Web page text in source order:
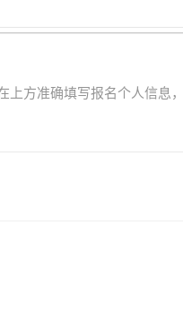
上方准确填写报名个人信息